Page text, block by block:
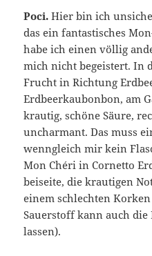
Poci. Hier bin ich
das ein fantastisches
habe ich einen völlig
mich nicht begeistert. In
Frucht in Richtung
Erdbeerkaubonbon, am
krautig, schöne Säure,
uncharmant. Das muss
wenngleich mir kein
Mon Chéri in Cornetto
beiseite, die krautigen
einem schlechten
Sauerstoff kann auch
lassen).